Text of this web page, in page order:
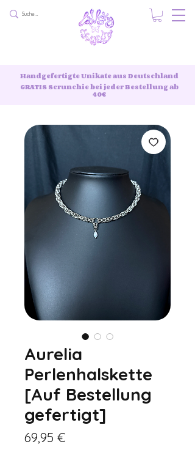
Handgefertigte Unikate aus Deutschland
GRATIS Scrunchie bei jeder Bestellung ab
40€
Aurelia
Perlenhalskette
[Auf Bestellung
gefertigt]
69,95 €